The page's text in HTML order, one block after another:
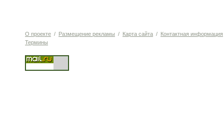
О проекте / Размещение рекламы / Карта сайта / Контактная информация
Термины